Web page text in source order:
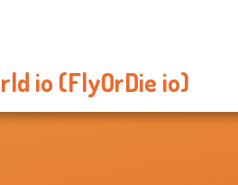
io (FlyOrDie io)